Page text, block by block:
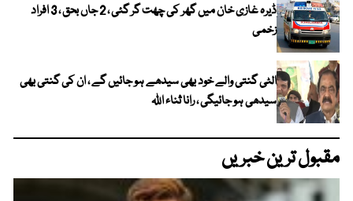
ڈیرہ غازی خان میں گھر کی چھت گر گئی ، 2 جاں بحق ، 3 افراد
زخمی
الٹی گنتی والے خود بھی سیدھے ہو جائیں گے ، ان کی گنتی بھی
سیدھی ہو جائیگی ، رانا ثناء اللہ
مقبول ترین خبریں